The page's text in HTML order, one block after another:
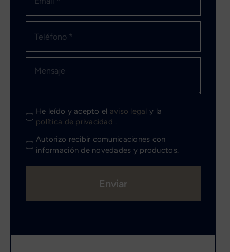
He leído y acepto el aviso legal y la
política de privacidad .
Autorizo recibir comunicaciones con
información de novedades y productos.
Enviar